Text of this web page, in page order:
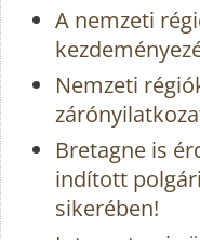
A nemzeti
Nemzeti
Bretagne is
indított
sikerében!